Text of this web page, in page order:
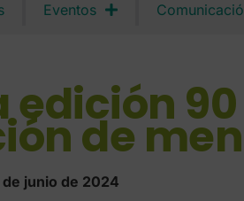
Eventos
edición
de
junio de 2024